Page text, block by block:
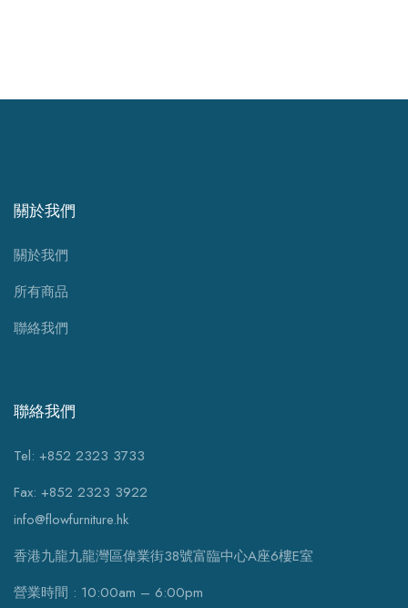
關於我們
關於我們
所有商品
聯絡我們
聯絡我們
Tel: +852 2323 3733
Fax: +852 2323 3922
info@flowfurniture.hk
香港九龍九龍灣區偉業街38號富臨中心A座6樓E室
營業時間 : 10:00am – 6:00pm